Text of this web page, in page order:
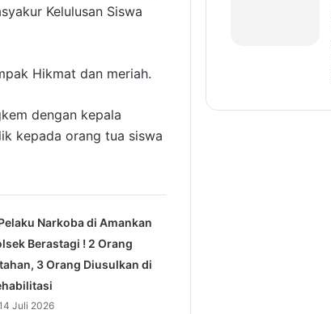
Kelulusan Siswa
Hikmat dan meriah.
dengan kepala
kepada orang tua siswa
Narkoba di Amankan
Berastagi ! 2 Orang
3 Orang Diusulkan di
Juli 2026